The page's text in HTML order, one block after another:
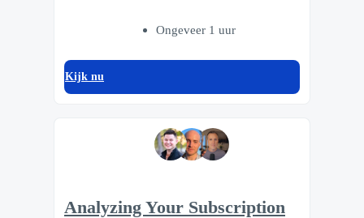
Ongeveer 1 uur
Kijk nu
Analyzing Your Subscription